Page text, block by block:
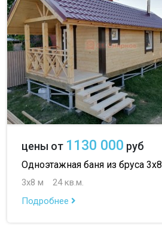
цены от 1130 000 руб
Одноэтажная баня из бруса 3х8
3х8 м
24 кв.м.
Подробнее